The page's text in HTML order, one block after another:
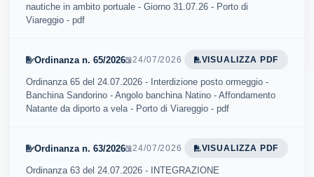
nautiche in ambito portuale - Giorno 31.07.26 - Porto di
Viareggio - pdf
Ordinanza n. 65/2026 24/07/2026 VISUALIZZA PDF
Ordinanza 65 del 24.07.2026 - Interdizione posto ormeggio -
Banchina Sandorino - Angolo banchina Natino - Affondamento
Natante da diporto a vela - Porto di Viareggio - pdf
Ordinanza n. 63/2026 24/07/2026 VISUALIZZA PDF
Ordinanza 63 del 24.07.2026 - INTEGRAZIONE